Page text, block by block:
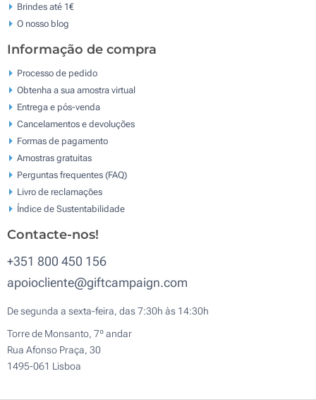
Brindes até 1€
O nosso blog
Informação de compra
Processo de pedido
Obtenha a sua amostra virtual
Entrega e pós-venda
Cancelamentos e devoluções
Formas de pagamento
Amostras gratuitas
Perguntas frequentes (FAQ)
Livro de reclamaçōes
Índice de Sustentabilidade
Contacte-nos!
+351 800 450 156
apoiocliente@giftcampaign.com
De segunda a sexta-feira, das 7:30h às 14:30h
Torre de Monsanto, 7º andar
Rua Afonso Praça, 30
1495-061 Lisboa